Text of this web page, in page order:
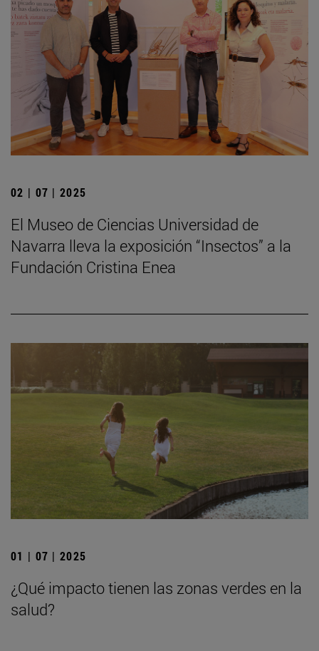
02 | 07 | 2025
El Museo de Ciencias Universidad de
Navarra lleva la exposición “Insectos” a la
Fundación Cristina Enea
01 | 07 | 2025
¿Qué impacto tienen las zonas verdes en la
salud?